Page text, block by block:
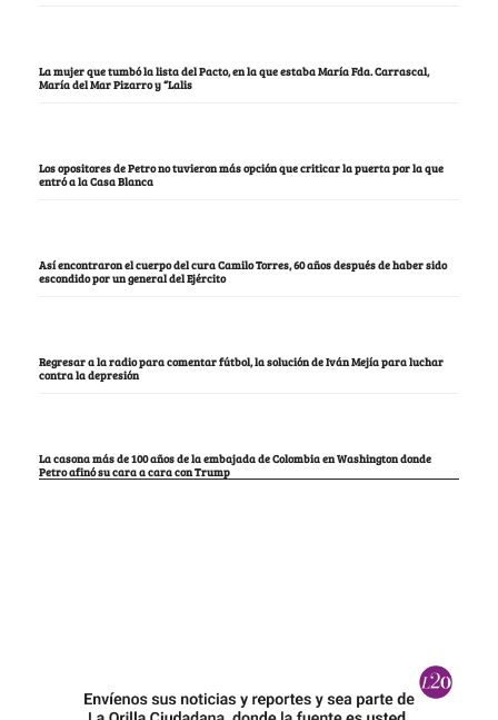
La mujer que tumbó la lista del Pacto, en la que estaba María Fda. Carrascal,
María del Mar Pizarro y “Lalis
Los opositores de Petro no tuvieron más opción que criticar la puerta por la que
entró a la Casa Blanca
Así encontraron el cuerpo del cura Camilo Torres, 60 años después de haber sido
escondido por un general del Ejército
Regresar a la radio para comentar fútbol, la solución de Iván Mejía para luchar
contra la depresión
La casona más de 100 años de la embajada de Colombia en Washington donde
Petro afinó su cara a cara con Trump